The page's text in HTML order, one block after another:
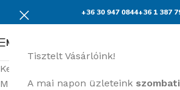
Tisztelt Vásárlóink!
A mai napon üzleteink
+36 30 947 0844+36 1 387
Menü
Kezdőlap
Mind a(z) 4 találat megjelenítve